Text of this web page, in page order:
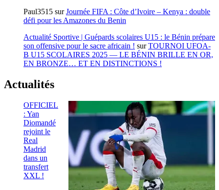
Paul3515 surJournée FIFA : Côte d’Ivoire – Kenya : double
défi pour les Amazones du Benin
Actualité Sportive | Guépards scolaires U15 : le Bénin prépare
son offensive pour le sacre africain ! surTOURNOI UFOA-
B U15 SCOLAIRES 2025 — LE BÉNIN BRILLE EN OR,
EN BRONZE… ET EN DISTINCTIONS !
Actualités
OFFICIEL
: Yan
Diomandé
rejoint le
Real
Madrid
dans un
transfert
XXL !